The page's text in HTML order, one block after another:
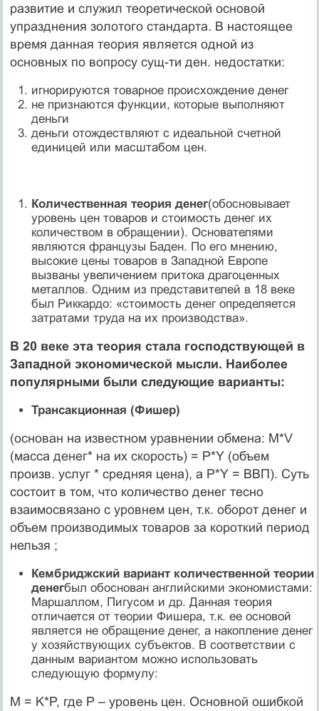
развитие и служил теоретической основой
упразднения золотого стандарта. В настоящее
время данная теория является одной из
основных по вопросу сущ-ти ден. недостатки:
игнорируются товарное происхождение денег
не признаются функции, которые выполняют
деньги
деньги отождествляют с идеальной счетной
единицей или масштабом цен.
Количественная теория денег(обосновывает
уровень цен товаров и стоимость денег их
количеством в обращении). Основателями
являются французы Баден. По его мнению,
высокие цены товаров в Западной Европе
вызваны увеличением притока драгоценных
металлов. Одним из представителей в 18 веке
был Риккардо: «стоимость денег определяется
затратами труда на их производства».
В 20 веке эта теория стала господствующей в
Западной экономической мысли. Наиболее
популярными были следующие варианты:
Трансакционная (Фишер)
(основан на известном уравнении обмена: M*V
(масса денег* на их скорость) = P*Y (объем
произв. услуг * средняя цена), а P*Y = ВВП). Суть
состоит в том, что количество денег тесно
взаимосвязано с уровнем цен, т.к. оборот денег и
объем производимых товаров за короткий период
нельзя ;
Кембриджский вариант количественной теории
денегбыл обоснован английскими экономистами:
Маршаллом, Пигусом и др. Данная теория
отличается от теории Фишера, т.к. ее основой
является не обращение денег, а накопление денег
у хозяйствующих субъектов. В соответствии с
данным вариантом можно использовать
следующую формулу:
M = K*P, где P – уровень цен. Основной ошибкой